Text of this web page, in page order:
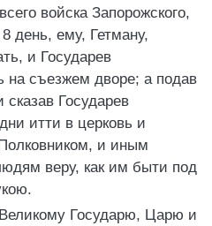
войска Запорожского,
день, ему, Гетману,
и Государев
на съезжем дворе; а подав
сказав Государев
итти в церковь и
и иным
веру, как им быти под
Государю, Царю и